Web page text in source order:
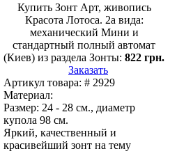
Купить Зонт Арт, живопись
Красота Лотоса. 2а вида:
механический Мини и
стандартный полный автомат
(Киев) из раздела Зонты: 822 грн.
Заказать
Артикул товара: # 2929
Материал:
Размер: 24 - 28 см., диаметр
купола 98 см.
Яркий, качественный и
красивейший зонт на тему